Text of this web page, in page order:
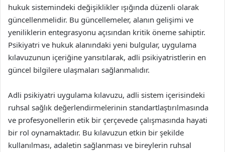
hukuk sistemindeki değişiklikler ışığında düzenli olarak
güncellenmelidir. Bu güncellemeler, alanın gelişimi ve
yeniliklerin entegrasyonu açısından kritik öneme sahiptir.
Psikiyatri ve hukuk alanındaki yeni bulgular, uygulama
kılavuzunun içeriğine yansıtılarak, adli psikiyatristlerin en
güncel bilgilere ulaşmaları sağlanmalıdır.
Adli psikiyatri uygulama kılavuzu, adli sistem içerisindeki
ruhsal sağlık değerlendirmelerinin standartlaştırılmasında
ve profesyonellerin etik bir çerçevede çalışmasında hayati
bir rol oynamaktadır. Bu kılavuzun etkin bir şekilde
kullanılması, adaletin sağlanması ve bireylerin ruhsal